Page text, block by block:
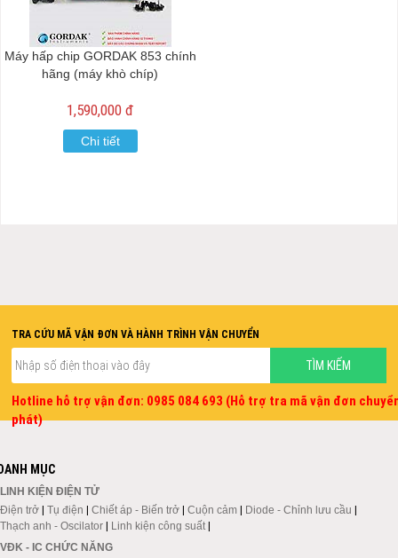
Máy hấp chip GORDAK 853 chính
hãng (máy khò chíp)
1,590,000 đ
Chi tiết
TRA CỨU MÃ VẬN ĐƠN VÀ HÀNH TRÌNH VẬN CHUYỂN
Hotline hỗ trợ vận đơn: 0985 084 693 (Hỗ trợ tra mã vận đơn
phát)
MỤC
LINH KIỆN ĐIỆN TỬ
Điện trở | Tụ điện | Chiết áp - Biến trở | Cuộn cảm | Diode - Chỉnh lưu cầu |
Thạch anh - Oscilator | Linh kiện công suất |
VĐK - IC CHỨC NĂNG